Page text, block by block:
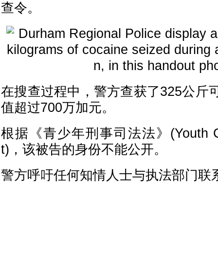
查令。
在搜查过程中，警方查获了325公斤
值超过700万加元。
根据《青少年刑事司法法》(Youth
t)，该被告的身份不能公开。
警方呼吁任何知情人士与执法部门联